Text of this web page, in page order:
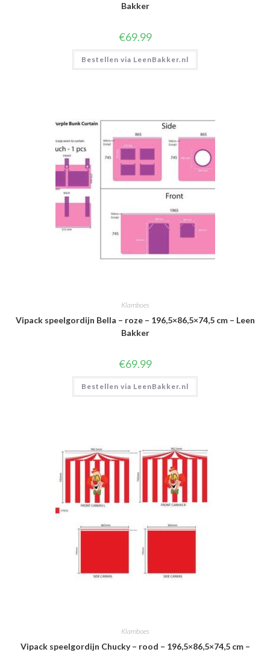
Bakker
€69.99
Bestellen via LeenBakker.nl
Klamboes
Vipack speelgordijn Bella – roze – 196,5×86,5×74,5 cm – Leen
Bakker
€69.99
Bestellen via LeenBakker.nl
Klamboes
Vipack speelgordijn Chucky – rood – 196,5×86,5×74,5 cm –